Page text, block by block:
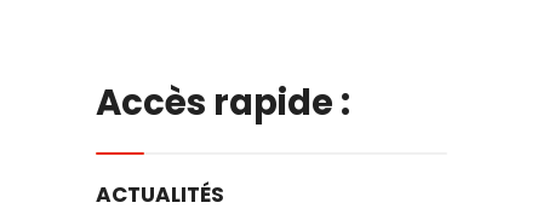
Accès rapide :
ACTUALITÉS